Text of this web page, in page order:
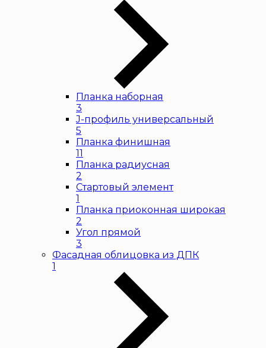
Планка наборная
3
J-профиль универсальный
5
Планка финишная
11
Планка радиусная
2
Стартовый элемент
1
Планка приоконная широкая
2
Угол прямой
3
Фасадная облицовка из ДПК
1